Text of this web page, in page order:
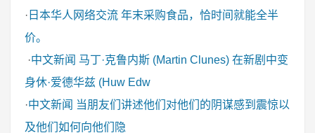
· 日本华人网络交流 年末采购食品，恰时间就能全半
价。
·中文新闻 马丁·克鲁内斯 (Martin Clunes) 在新剧中变
身休·爱德华兹 (Huw Edw
·中文新闻 当朋友们讲述他们对他们的阴谋感到震惊以
及他们如何向他们隐